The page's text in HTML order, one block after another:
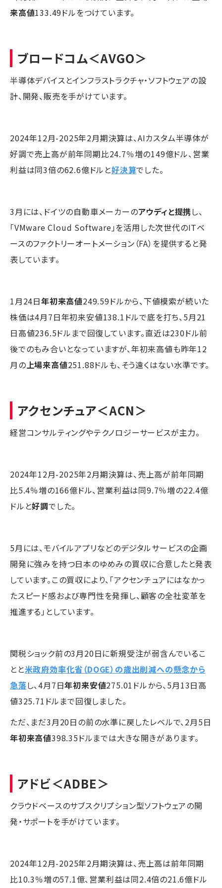
来高値133.49ドルをつけています。
ブロードコム＜AVGO＞
半導体デバイスとインフラストラクチャ・ソフトウェアの設
計、開発、販売を手がけています。
2024年12月-2025年2月期決算は、AIカスタム半導体が
好調で売上高が前年同期比24.7％増の149億ドル、営業
利益は同3倍の62.6億ドルと好決算でした。
3月には、ドイツの自動車メーカーのアウディと提携し、
「VMware Cloud Software」を活用した次世代のITベ
ースのファクトリーオートメーション（FA）を提供すると発
表しています。
1月24日年初来高値249.59ドルから、下値模索が続いた
株価は4月7日年初来安値138.1ドルで底を打ち、5月21
日高値236.5ドルまで回復しています。直近は230ドル前
後でのもみ合いとなっていますが、年初来高値も昨年12
月の上場来高値251.88ドルも、そう遠くはない水準です。
アクセンチュア＜ACN＞
経営コンサルティングやテクノロジーサービスが主力。
2024年12月-2025年2月期決算は、売上高が前年同期
比5.4％増の166億ドル、営業利益は同9.7％増の22.4億
ドルと好調でした。
5月には、モバイルアプリなどのデジタルサービスの企画
開発に強みを持つ日本のゆめみの買収に合意したと発表
しています。この買収により、「アクセンチュアにはなかっ
たスピード感および専門性を発揮し、顧客の全社変革を
推進する」としています。
関税ショック前の3月20日に新規受注が弱含んでいるこ
とと米政府効率化省（DOGE）の歳出削減への懸念から
急落し、4月7日年初来安値275.01ドルから、5月13日高
値325.71ドルまで回復しました。
ただ、まだ3月20日の前の水準に戻したレベルで、2月5日
年初来高値398.35ドルまでは大きな開きがあります。
アドビ＜ADBE＞
クラウドベースのサブスクリプション型ソフトウェアの開
発・サポートを手がけています。
2024年12月-2025年2月期決算は、売上高は前年同期
比10.3％増の57.1億、営業利益は同2.4倍の21.6億ドル